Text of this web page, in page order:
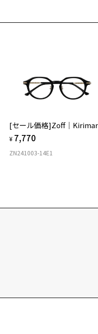
や処方箋作成による特殊レンズ
入りますがオプションレンズ(有
予めご了承ください。
ねます。
＜予約時の注意事項＞
・当商品は先行予約商品のため
できません。本コレクション同
・当商品は予約商品です。予約
・当商品は各種割引クーポン、
[セール価格]Zoff｜
¥ 7,770
ZN241003-14E1